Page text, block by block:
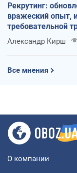
Рекрутинг:
вражеский опыт,
требовательной
Александр Кирш
Все мнения
О компании